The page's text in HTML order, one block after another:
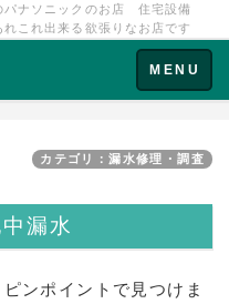
パナソニックのお店 住宅設備
これ出来る欲張りなお店です
Toggle
navigation
MENU
カテゴリ：漏水修理・調査
漏水
ンポイントで見つけま